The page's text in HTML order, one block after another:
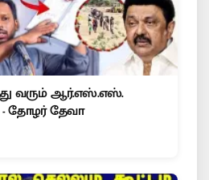
வரும் ஆர்.எஸ்.எஸ்.
- தோழர் தேவா